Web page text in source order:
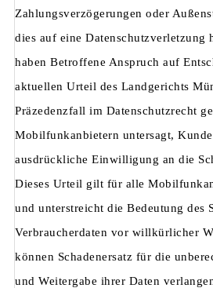
Zahlungsverzögerungen oder
dies auf eine Datenschutzverletzung
haben Betroffene Anspruch auf
aktuellen Urteil des Landgerichts
Präzedenzfall im Datenschutzrecht
Mobilfunkanbietern untersagt,
ausdrückliche Einwilligung an die
Dieses Urteil gilt für alle
und unterstreicht die Bedeutung des
Verbraucherdaten vor willkürlicher
können Schadenersatz für die
und Weitergabe ihrer Daten